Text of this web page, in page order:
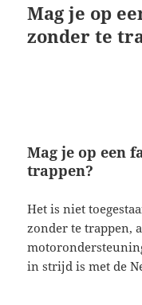
Mag je op
zonder te
Mag je op een
trappen?
Het is niet
zonder te trappen,
in strijd is met de